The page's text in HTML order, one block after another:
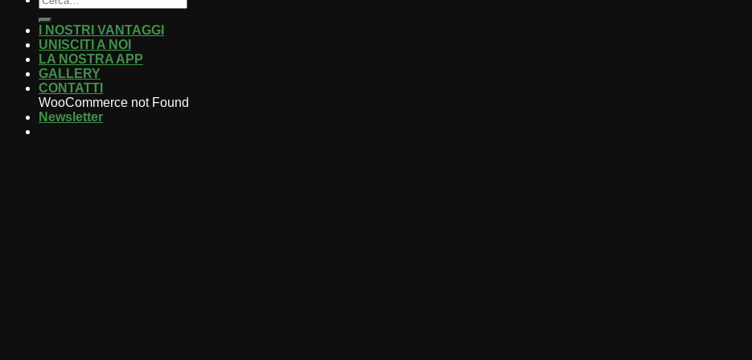
I NOSTRI VANTAGGI
UNISCITI A NOI
LA NOSTRA APP
GALLERY
CONTATTI
WooCommerce not Found
Newsletter